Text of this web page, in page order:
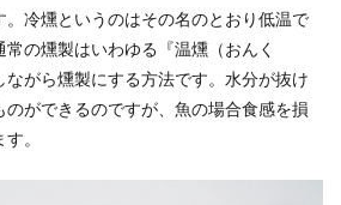
。冷燻というのはその名のとおり低温で
の燻製はいわゆる『温燻（おんく
ながら燻製にする方法です。水分が抜け
のができるのですが、魚の場合食感を損
。